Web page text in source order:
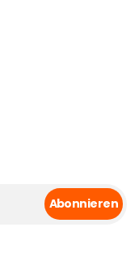
Abonnieren